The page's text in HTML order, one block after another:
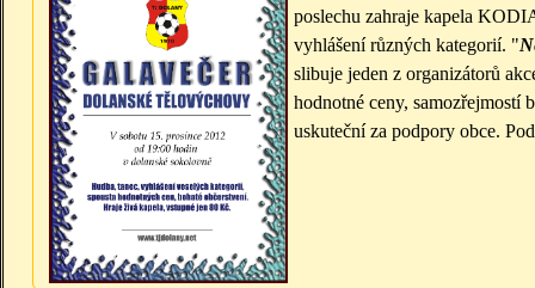
poslechu zahraje kapela
vyhlášení různých kategorií. "
slibuje jeden z organizátorů
hodnotné ceny, samozřejmostí
uskuteční za podpory obce.